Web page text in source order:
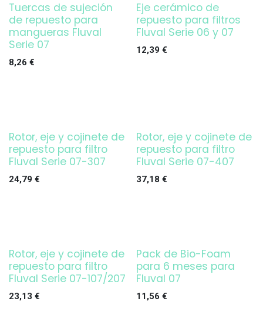
Tuercas de sujeción
de repuesto para
mangueras Fluval
Serie 07
8,26 €
Eje cerámico de
repuesto para filtros
Fluval Serie 06 y 07
12,39 €
Rotor, eje y cojinete de
repuesto para filtro
Fluval Serie 07-307
24,79 €
Rotor, eje y cojinete de
repuesto para filtro
Fluval Serie 07-407
37,18 €
Rotor, eje y cojinete de
repuesto para filtro
Fluval Serie 07-107/207
23,13 €
Pack de Bio-Foam
para 6 meses para
Fluval 07
11,56 €